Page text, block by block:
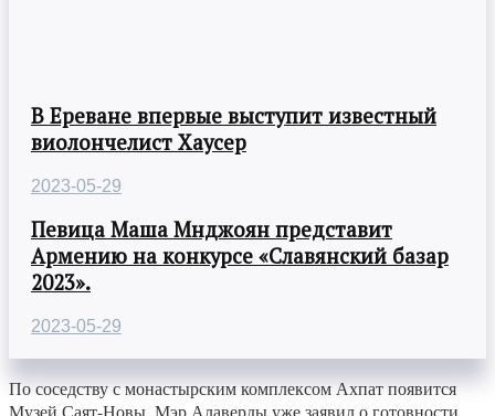
В Ереване впервые выступит известный
виолончелист Хаусер
2023-05-29
Певица Маша Мнджоян представит
Армению на конкурсе «Славянский базар
2023».
2023-05-29
По соседству с монастырским комплексом Ахпат появится
Музей Саят-Новы. Мэр Алаверды уже заявил о готовности